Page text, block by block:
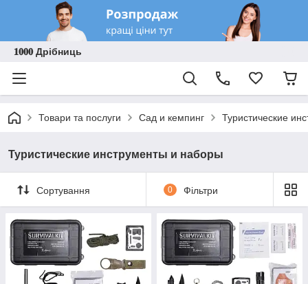
𝟏𝟎𝟎𝟎 Дрібниць
Товари та послуги Сад и кемпинг Туристические
Туристические инструменты и наборы
Сортування 0 Фільтри